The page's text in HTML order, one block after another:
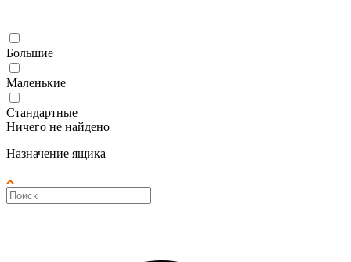
Большие
Маленькие
Стандартные
Ничего не найдено
Назначение ящика